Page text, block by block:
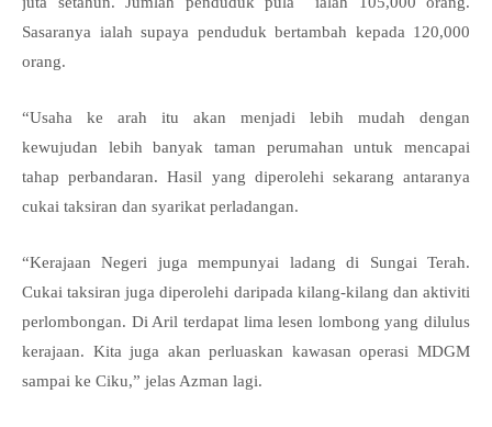
Sasaranya ialah supaya penduduk bertambah kepada 120,000
orang.
“Usaha ke arah itu akan menjadi lebih mudah dengan
kewujudan lebih banyak taman perumahan untuk mencapai
tahap perbandaran. Hasil yang diperolehi sekarang antaranya
cukai taksiran dan syarikat perladangan.
“Kerajaan Negeri juga mempunyai ladang di Sungai Terah.
Cukai taksiran juga diperolehi daripada kilang-kilang dan aktiviti
perlombongan. Di Aril terdapat lima lesen lombong yang dilulus
kerajaan. Kita juga akan perluaskan kawasan operasi MDGM
sampai ke Ciku,” jelas Azman lagi.